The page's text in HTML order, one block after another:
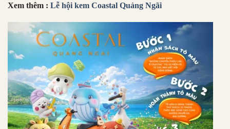
Xem thêm : Lễ hội kem Coastal Quảng Ngãi